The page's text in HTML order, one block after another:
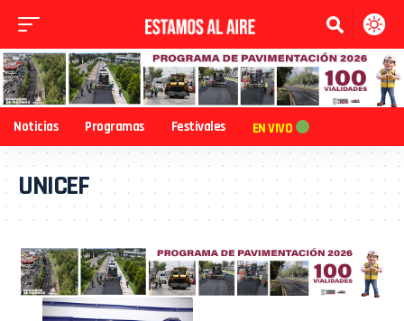
Noticias Programas Festivales EN VIVO
UNICEF